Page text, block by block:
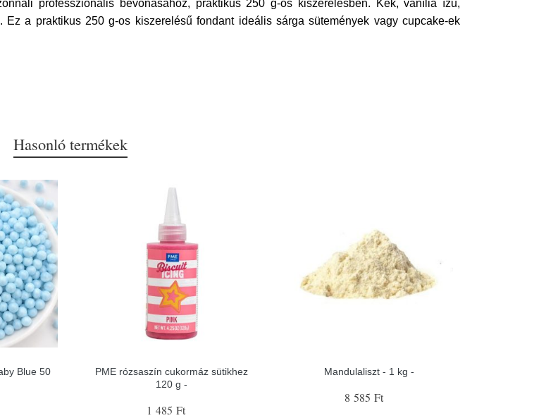
professzionális bevonásához, praktikus 250 g-os kiszerelésben. Kék, vanília ízű,
a praktikus 250 g-os kiszerelésű fondant ideális sárga sütemények vagy cupcake-ek
Hasonló termékek
Blue 50
PME rózsaszín cukormáz sütikhez
120 g -
1 485 Ft
Mandulaliszt - 1 kg -
8 585 Ft